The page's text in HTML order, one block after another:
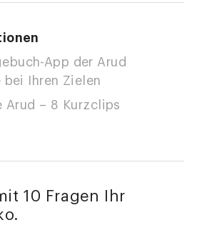
App der Arud
Ihren Zielen
Arud – 8 Kurzclips
10 Fragen Ihr